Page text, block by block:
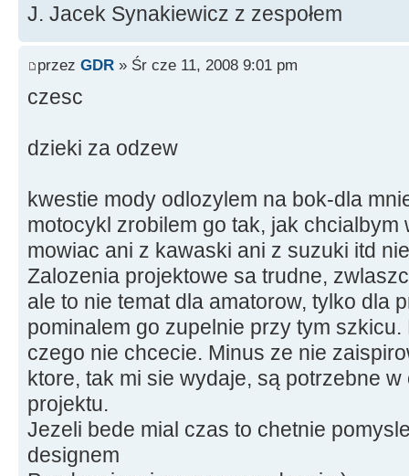
J. Jacek Synakiewicz z zespołem
przez GDR » Śr cze 11, 2008 9:01 pm
czesc
dzieki za odzew
kwestie mody odlozylem na bok-dla
motocykl zrobilem go tak, jak chcialbym
mowiac ani z kawaski ani z suzuki itd
Zalozenia projektowe sa trudne,
ale to nie temat dla amatorow, tylko dla
pominalem go zupelnie przy tym
czego nie chcecie. Minus ze nie
ktore, tak mi sie wydaje, są potrzebne
projektu.
Jezeli bede mial czas to chetnie
designem